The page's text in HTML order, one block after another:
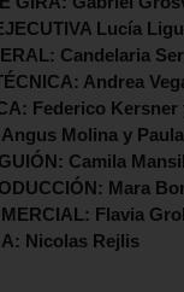
Lucía
Candelaria
Andrea
Federico
Molina y
Camila
Mara
Flavia
Nicolas Rejlis